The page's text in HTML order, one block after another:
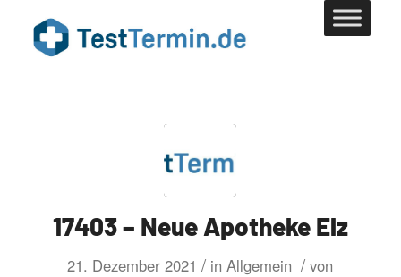
17403 – Neue Apotheke Elz
21. Dezember 2021 / inAllgemein / von